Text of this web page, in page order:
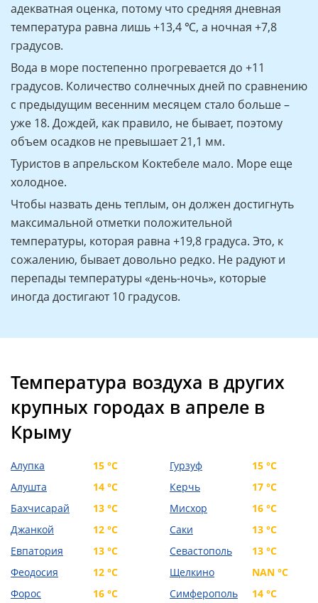
адекватная оценка, потому что средняя дневная
температура равна лишь +13,4 ℃, а ночная +7,8
градусов.
Вода в море постепенно прогревается до +11
градусов. Количество солнечных дней по сравнению
с предыдущим весенним месяцем стало больше –
уже 18. Дождей, как правило, не бывает, поэтому
объем осадков не превышает 21,1 мм.
Туристов в апрельском Коктебеле мало. Море еще
холодное.
Чтобы назвать день теплым, он должен достигнуть
максимальной отметки положительной
температуры, которая равна +19,8 градуса. Это, к
сожалению, бывает довольно редко. Не радуют и
перепады температуры «день-ночь», которые
иногда достигают 10 градусов.
Температура воздуха в других
крупных городах в апреле в
Крыму
Алупка
15 °C
Алушта
14 °C
Бахчисарай
13 °C
Джанкой
12 °C
Евпатория
13 °C
Феодосия
12 °C
Форос
16 °C
Гурзуф
15 °C
Керчь
17 °C
Мисхор
16 °C
Саки
13 °C
Севастополь
13 °C
Щелкино
NAN °C
Симферополь
14 °C